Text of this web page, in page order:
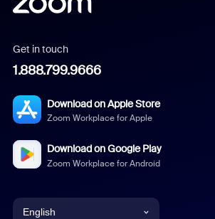
Get in touch
1.888.799.9666
Download on Apple Store
Zoom Workplace for Apple
Download on Google Play
Zoom Workplace for Android
English